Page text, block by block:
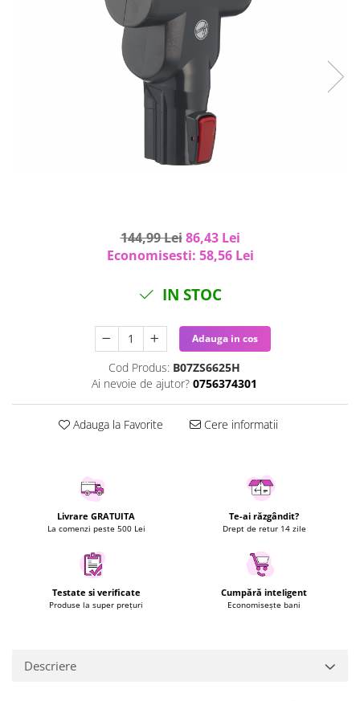
Curatenie si intretinere
Organizare si depozitare
Sisteme Incalzire
Textile si covoare
Laptop, Tablete & Telefoane
Telefoane Mobile & accesorii
Wearable & Gadgeturi
Electrocasnice & Climatizare
Accesorii si piese masini spalat
rufe si uscatoare
Accesorii si piese masini spalat
Aragaze si cuptoare cu microunde
144,99 Lei 86,43 Lei
Economisesti: 58,56 Lei
IN STOC
Adauga in cos
Cod Produs: B07ZS6625H
Ai nevoie de ajutor? 0756374301
Adauga la Favorite Cere informatii
Livrare GRATUITA
La comenzi peste 500 Lei
Te-ai răzgândit?
Drept de retur 14 zile
Testate si verificate
Produse la super prețuri
Cumpără inteligent
Economisește bani
Descriere